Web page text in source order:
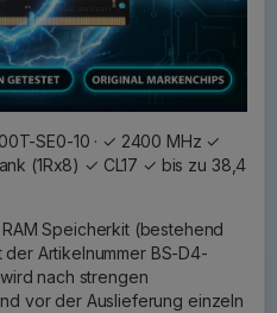
SE0-10 · ✓ 2400 MHz ✓
(1Rx8) ✓ CL17 ✓ bis zu 38,4
RAM Speicherkit (bestehend
der Artikelnummer BS-D4-
nach strengen
vor der Auslieferung einzeln